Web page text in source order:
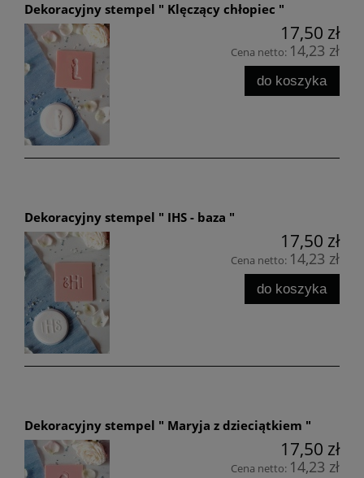
Dekoracyjny stempel " Klęczący chłopiec "
17,50 zł
Cena netto: 14,23 zł
do koszyka
Dekoracyjny stempel " IHS - baza "
17,50 zł
Cena netto: 14,23 zł
do koszyka
Dekoracyjny stempel " Maryja z dzieciątkiem "
17,50 zł
Cena netto: 14,23 zł